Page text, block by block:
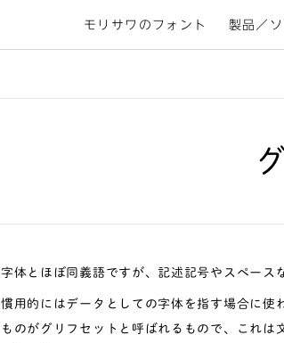
モリサワのフォント 製品／
字体とほぼ同義語ですが、記述記号やスペース
慣用的にはデータとしての字体を指す場合に使
ものがグリフセットと呼ばれるもので、これ